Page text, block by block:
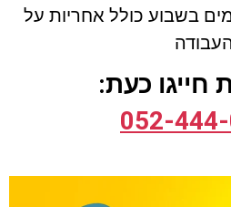
כולל אחריות על
העבודה
חייגו כעת:
052-